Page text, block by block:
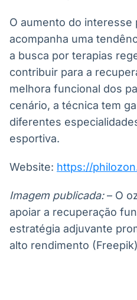
O aumento do interesse
acompanha uma
a busca por terapias
contribuir para a
melhora funcional dos
cenário, a técnica tem
diferentes
esportiva.
Website: https://
Imagem publicada:– O
apoiar a recuperação
estratégia adjuvante
alto rendimento (Freepik)